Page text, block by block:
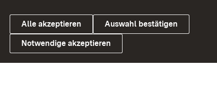
Link zum Landesportal
Alle akzeptieren Auswahl bestätigen
Notwendige akzeptieren